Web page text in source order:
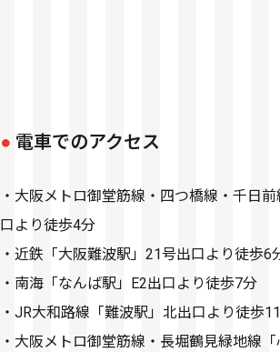
電車でのアクセス
・大阪メトロ御堂筋線・四つ橋線・千日
口より徒歩4分
・近鉄「大阪難波駅」21号出口より徒歩6
・南海「なんば駅」E2出口より徒歩7分
・JR大和路線「難波駅」北出口より徒歩
・大阪メトロ御堂筋線・長堀鶴見緑地線